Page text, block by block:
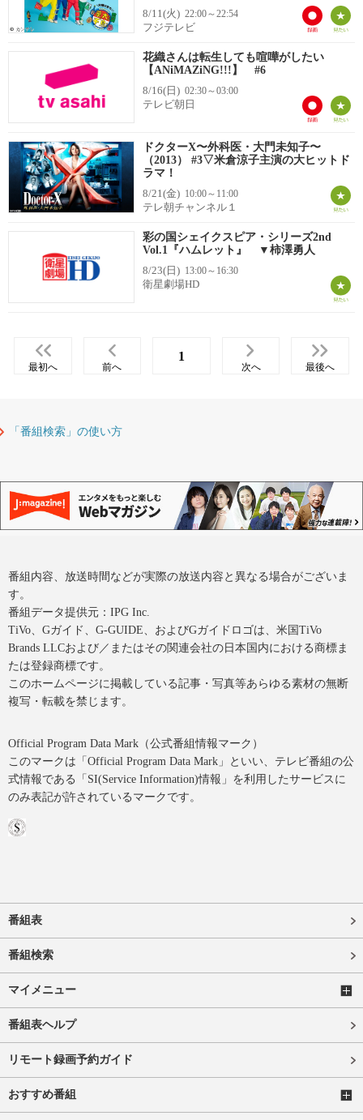
8/11(火) 22:00～22:54
フジテレビ
花織さんは転生しても喧嘩がしたい
【ANiMAZiNG!!!】 #6
8/16(日) 02:30～03:00
テレビ朝日
ドクターX〜外科医・大門未知子〜
（2013） #3▽米倉涼子主演の大ヒットド
ラマ！
8/21(金) 10:00～11:00
テレ朝チャンネル１
彩の国シェイクスピア・シリーズ2nd
Vol.1『ハムレット』 ▼柿澤勇人
8/23(日) 13:00～16:30
衛星劇場HD
最初へ 前へ
1
次へ 最後へ
「番組検索」の使い方
番組内容、放送時間などが実際の放送内容と異なる場合がございま
す。
番組データ提供元：IPG Inc.
TiVo、Gガイド、G-GUIDE、およびGガイドロゴは、米国TiVo
Brands LLCおよび／またはその関連会社の日本国内における商標ま
たは登録商標です。
このホームページに掲載している記事・写真等あらゆる素材の無断
複写・転載を禁じます。
Official Program Data Mark（公式番組情報マーク）
このマークは「Official Program Data Mark」といい、テレビ番組の公
式情報である「SI(Service Information)情報」を利用したサービスに
のみ表記が許されているマークです。
番組表
番組検索
マイメニュー
番組表ヘルプ
リモート録画予約ガイド
おすすめ番組